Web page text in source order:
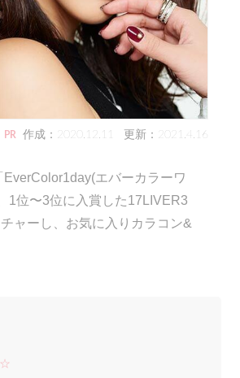
PR 作成：2020.12.11 更新：2021.4.16
エバーカラーワ
1位〜3位に入賞した17LIVER3
ャーし、お気に入りカラコン&
☆